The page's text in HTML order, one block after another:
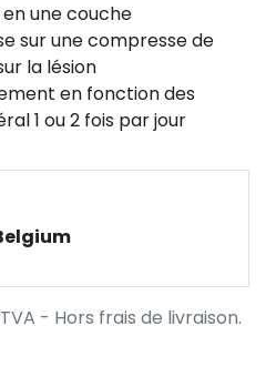
une couche
sur une compresse de
la lésion
en fonction des
1 ou 2 fois par jour
- Hors frais de livraison.